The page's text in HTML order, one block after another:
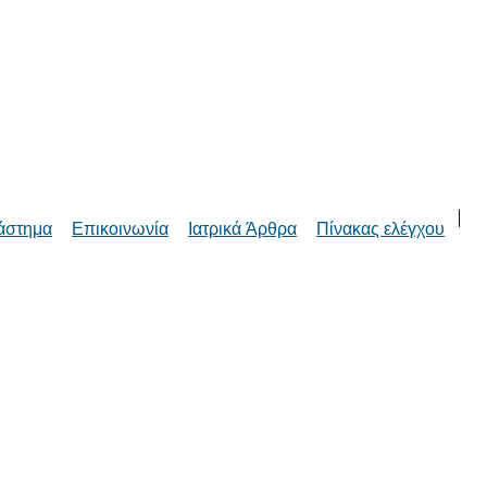
Επικοινωνία Ιατρικά Άρθρα Πίνακας ελέγχου